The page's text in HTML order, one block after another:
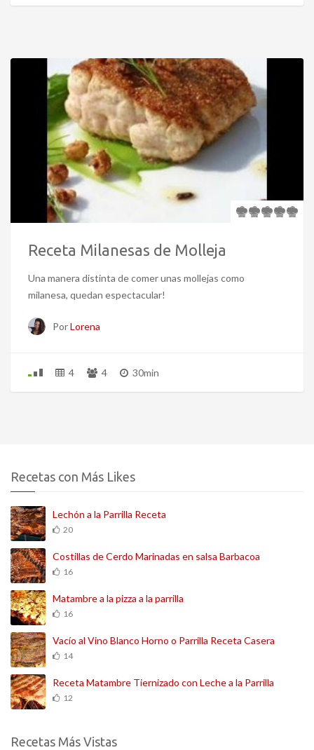
Receta Milanesas de Molleja
Una manera distinta de comer unas mollejas como
milanesa, quedan espectacular!
PorLorena
4 4 30min
Recetas con Más Likes
Lechón a la Parrilla Receta
20
Costillas de Cerdo Marinadas en salsa Barbacoa
16
Matambre a la pizza a la parrilla
16
Vacío al Vino Blanco Horno o Parrilla Receta Casera
14
Receta Matambre Tiernizado con Leche a la Parrilla
12
Recetas Más Vistas